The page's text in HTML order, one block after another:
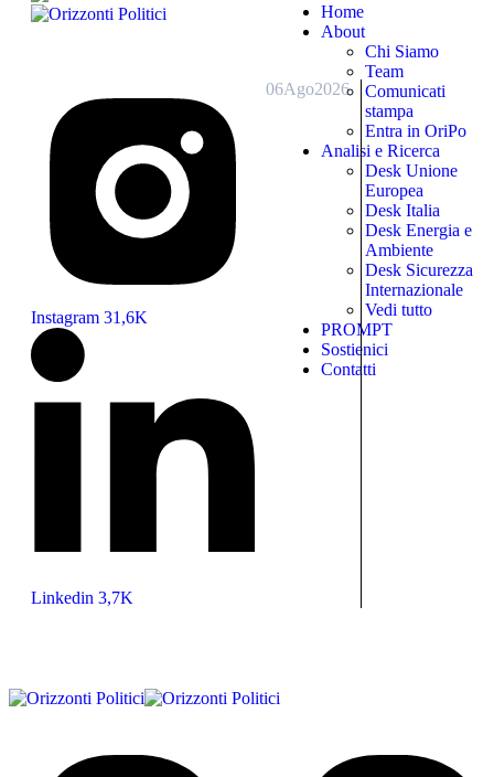
Home
About
Chi Siamo
Team
Comunicati
stampa
Entra in OriPo
Analisi e Ricerca
Desk Unione
Europea
Desk Italia
Desk Energia e
Ambiente
Desk Sicurezza
Internazionale
Vedi tutto
PROMPT
Sostienici
Contatti
Instagram 31,6K
Linkedin 3,7K
06Ago2026